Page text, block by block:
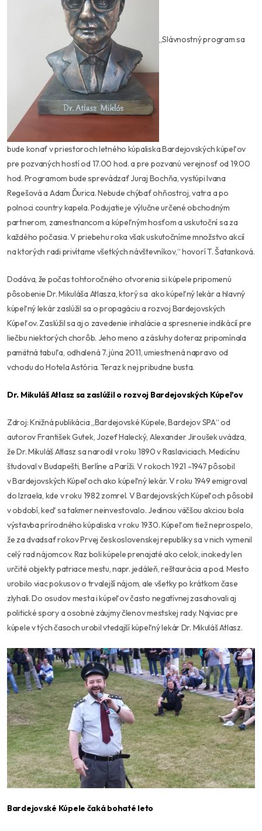
,,Slávnostný program sa
bude konať v priestoroch letného kúpaliska Bardejovských kúpeľov
pre pozvaných hostí od 17.00 hod. a pre pozvanú verejnosť od 19.00
hod. Programom bude sprevádzať Juraj Bochňa, vystúpi Ivana
Regešová a Adam Ďurica. Nebude chýbať ohňostroj, vatra a po
polnoci country kapela. Podujatie je výlučne určené obchodným
partnerom, zamestnancom a kúpeľným hosťom a uskutoční sa za
každého počasia. V priebehu roka však uskutočníme množstvo akcií
na ktorých radi privítame všetkých návštevníkov,“ hovorí T. Šatanková.
Dodáva, že počas tohtoročného otvorenia si kúpele pripomenú
pôsobenie Dr. Mikuláša Atlasza, ktorý sa ako kúpeľný lekár a hlavný
kúpeľný lekár zaslúžil sa o propagáciu a rozvoj Bardejovských
Kúpeľov. Zaslúžil sa aj o zavedenie inhalácie a spresnenie indikácií pre
liečbu niektorých chorôb. Jeho meno a zásluhy doteraz pripomínala
pamätná tabuľa, odhalená 7. júna 2011, umiestnená napravo od
vchodu do Hotela Astória. Teraz k nej pribudne busta.
Dr. Mikuláš Atlasz sa zaslúžil o rozvoj Bardejovských Kúpeľov
Zdroj: Knižná publikácia „Bardejovské Kúpele, Bardejov SPA“ od
autorov František Gutek, Jozef Halecký, Alexander Jiroušek uvádza,
že Dr. Mikuláš Atlasz sa narodil v roku 1890 v Raslaviciach. Medicínu
študoval v Budapešti, Berlíne a Paríži. V rokoch 1921 -1947 pôsobil
v Bardejovských Kúpeľoch ako kúpeľný lekár. V roku 1949 emigroval
do Izraela, kde v roku 1982 zomrel. V Bardejovských Kúpeľoch pôsobil
v období, keď sa takmer neinvestovalo. Jedinou väčšou akciou bola
výstavba prírodného kúpaliska v roku 1930. Kúpeľom tiež neprospelo,
že za dvadsať rokov Prvej československej republiky sa v nich vymenil
celý rad nájomcov. Raz boli kúpele prenajaté ako celok, inokedy len
určité objekty patriace mestu, napr. jedáleň, reštaurácia a pod. Mesto
urobilo viac pokusov o trvalejší nájom, ale všetky po krátkom čase
zlyhali. Do osudov mesta i kúpeľov často negatívnej zasahovali aj
politické spory a osobné záujmy členov mestskej rady. Najviac pre
kúpele v tých časoch urobil vtedajší kúpeľný lekár Dr. Mikuláš Atlasz.
Bardejovské Kúpele čaká bohaté leto